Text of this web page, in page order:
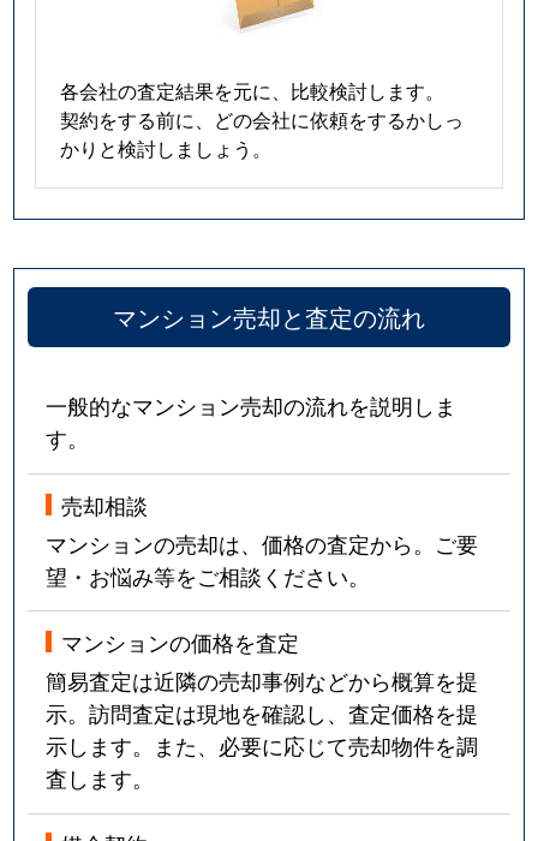
各会社の査定結果を元に、比較検討します。
契約をする前に、どの会社に依頼をするかしっ
かりと検討しましょう。
マンション売却と査定の流れ
一般的なマンション売却の流れを説明しま
す。
売却相談
マンションの売却は、価格の査定から。ご要
望・お悩み等をご相談ください。
マンションの価格を査定
簡易査定は近隣の売却事例などから概算を提
示。訪問査定は現地を確認し、査定価格を提
示します。また、必要に応じて売却物件を調
査します。